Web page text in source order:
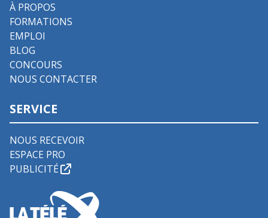
À PROPOS
FORMATIONS
EMPLOI
BLOG
CONCOURS
NOUS CONTACTER
SERVICE
NOUS RECEVOIR
ESPACE PRO
PUBLICITÉ